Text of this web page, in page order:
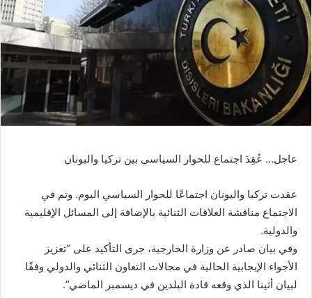
عاجل… عُقِدَ اجتماع للحوار السياسي بين تركيا واليونان
عقدت تركيا واليونان اجتماعًا للحوار السياسي اليوم. وتم في
الاجتماع مناقشة العلاقات الثنائية بالإضافة إلى المسائل الإقليمية
والدولية.
وفي بيان صادر عن وزارة الخارجية، جرى التأكيد على “تعزيز
الأجواء الإيجابية الحالية في مجالات التعاون الثنائي والدولي وفقًا
لبيان أثينا الذي وقعه قادة البلدين في ديسمبر الماضي”.